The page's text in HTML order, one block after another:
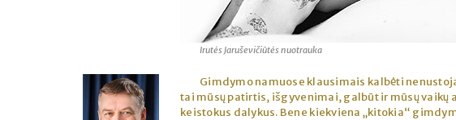
Irutės Jaruševičiūtės nuotrauka
Gimdymo namuose klausimais kalbėti
tai mūsų patirtis, išgyvenimai, galbūt ir mūsų
keistokus dalykus. Bene kiekviena „kitokia“